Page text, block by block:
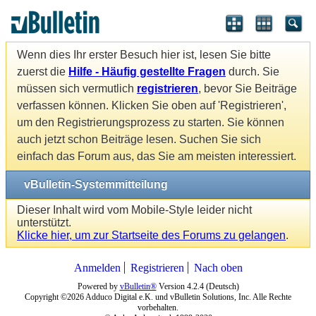
Wenn dies Ihr erster Besuch hier ist, lesen Sie bitte
zuerst die Hilfe - Häufig gestellte Fragen durch. Sie
müssen sich vermutlich registrieren, bevor Sie Beiträge
verfassen können. Klicken Sie oben auf 'Registrieren',
um den Registrierungsprozess zu starten. Sie können
auch jetzt schon Beiträge lesen. Suchen Sie sich
einfach das Forum aus, das Sie am meisten interessiert.
vBulletin-Systemmitteilung
Dieser Inhalt wird vom Mobile-Style leider nicht
unterstützt.
Klicke hier, um zur Startseite des Forums zu gelangen.
Anmelden Registrieren Nach oben
Powered by vBulletin®Version 4.2.4 (Deutsch)
Copyright ©2026 Adduco Digital e.K. und vBulletin Solutions, Inc. Alle Rechte
vorbehalten.